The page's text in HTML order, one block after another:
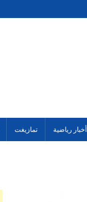
أخبار رياضية تمازيغت